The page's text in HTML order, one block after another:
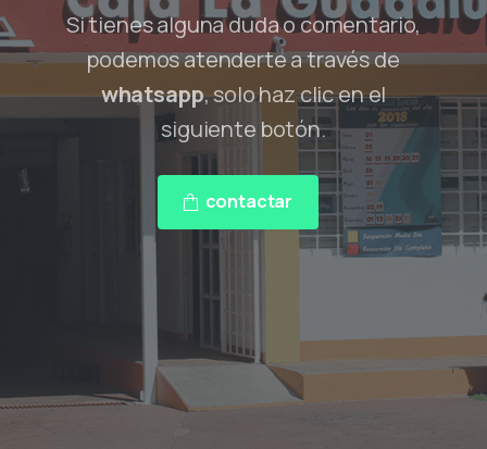
Si tienes alguna duda o comentario,
podemos atenderte a través de
whatsapp, solo haz clic en el
siguiente botón.
contactar